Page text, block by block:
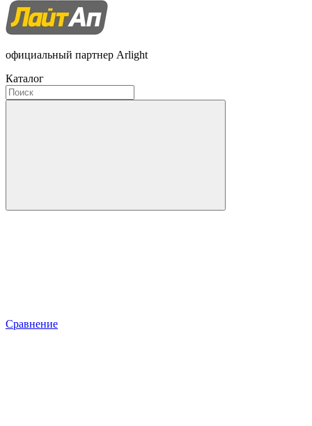
официальный партнер Arlight
Каталог
Сравнение